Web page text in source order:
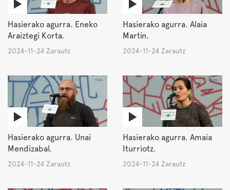
Hasierako agurra. Eneko
Araiztegi Korta.
2024-11-24 Zarautz
Hasierako agurra. Alaia
Martin.
2024-11-24 Zarautz
Hasierako agurra. Unai
Mendizabal.
2024-11-24 Zarautz
Hasierako agurra. Amaia
Iturriotz.
2024-11-24 Zarautz